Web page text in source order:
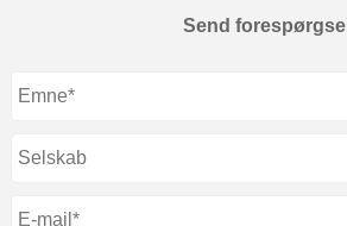
Send forespørgsel